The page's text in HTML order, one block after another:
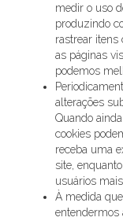
medir o uso
produzindo
rastrear itens
as páginas
podemos
alterações
Quando
cookies
receba uma
site,
usuários
À medida
entendermos